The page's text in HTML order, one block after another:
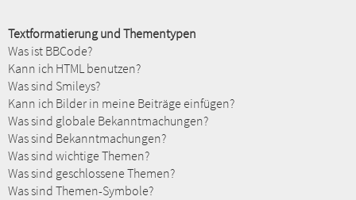
Textformatierung und Thementypen
Was ist BBCode?
Kann ich HTML benutzen?
Was sind Smileys?
Kann ich Bilder in meine Beiträge einfügen?
Was sind globale Bekanntmachungen?
Was sind Bekanntmachungen?
Was sind wichtige Themen?
Was sind geschlossene Themen?
Was sind Themen-Symbole?